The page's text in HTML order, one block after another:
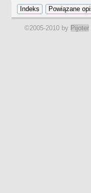
©2005-2010 by Pijoter